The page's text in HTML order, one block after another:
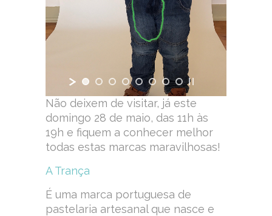
Não deixem de visitar, já este
domingo 28 de maio, das 11h às
19h e fiquem a conhecer melhor
todas estas marcas maravilhosas!
A Trança
É uma marca portuguesa de
pastelaria artesanal que nasce e